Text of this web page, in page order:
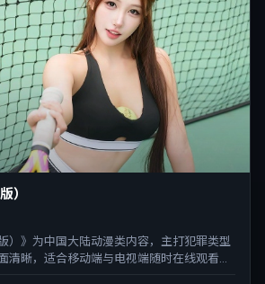
）
）》为中国大陆动漫类内容，主打犯罪类型
清晰，适合移动端与电视端随时在线观看，